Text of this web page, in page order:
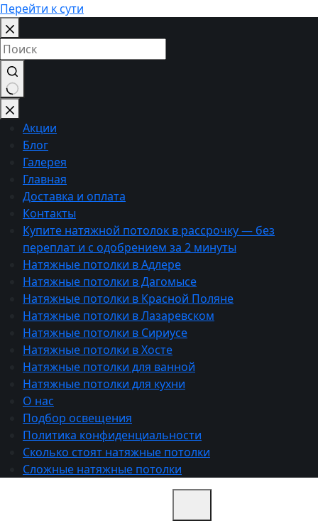
Перейти к сути
Ничего
не
найдено
Акции
Блог
Галерея
Главная
Доставка и оплата
Контакты
Купите натяжной потолок в рассрочку — без
переплат и с одобрением за 2 минуты
Натяжные потолки в Адлере
Натяжные потолки в Дагомысе
Натяжные потолки в Красной Поляне
Натяжные потолки в Лазаревском
Натяжные потолки в Сириусе
Натяжные потолки в Хосте
Натяжные потолки для ванной
Натяжные потолки для кухни
О нас
Подбор освещения
Политика конфиденциальности
Сколько стоят натяжные потолки
Сложные натяжные потолки